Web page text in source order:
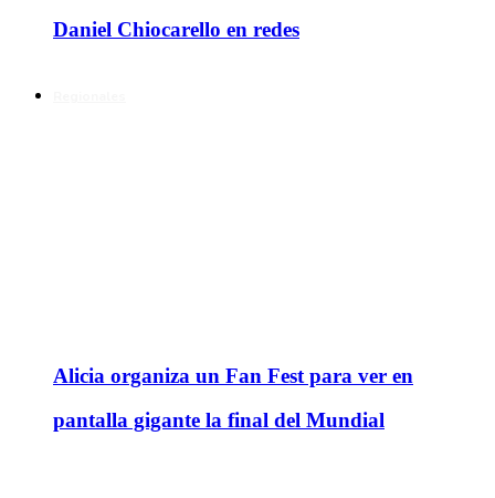
Daniel Chiocarello en redes
Alicia organiza un Fan Fest para ver en
pantalla gigante la final del Mundial